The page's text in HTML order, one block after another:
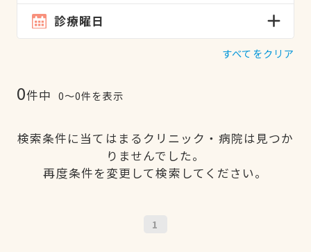
診療曜日
すべてをクリア
0件中 0〜0件を表示
検索条件に当てはまるクリニック・病院は見つか
りませんでした。
再度条件を変更して検索してください。
1